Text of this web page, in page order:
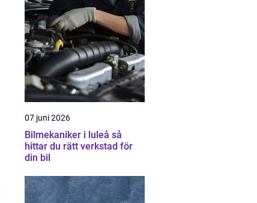
07 juni 2026
Bilmekaniker i luleå så
hittar du rätt verkstad för
din bil